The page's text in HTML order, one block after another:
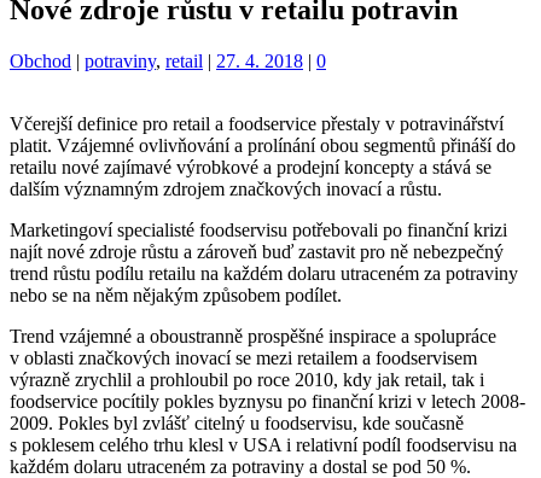
Nové zdroje růstu v retailu potravin
Kategorie:
Obchod | Štítky:
potraviny, retail | 27. 4. 2018 | 0
Včerejší definice pro retail a foodservice přestaly v potravinářství
platit. Vzájemné ovlivňování a prolínání obou segmentů přináší do
retailu nové zajímavé výrobkové a prodejní koncepty a stává se
dalším významným zdrojem značkových inovací a růstu.
Marketingoví specialisté foodservisu potřebovali po finanční krizi
najít nové zdroje růstu a zároveň buď zastavit pro ně nebezpečný
trend růstu podílu retailu na každém dolaru utraceném za potraviny
nebo se na něm nějakým způsobem podílet.
Trend vzájemné a oboustranně prospěšné inspirace a spolupráce
v oblasti značkových inovací se mezi retailem a foodservisem
výrazně zrychlil a prohloubil po roce 2010, kdy jak retail, tak i
foodservice pocítily pokles byznysu po finanční krizi v letech 2008-
2009. Pokles byl zvlášť citelný u foodservisu, kde současně
s poklesem celého trhu klesl v USA i relativní podíl foodservisu na
každém dolaru utraceném za potraviny a dostal se pod 50 %.